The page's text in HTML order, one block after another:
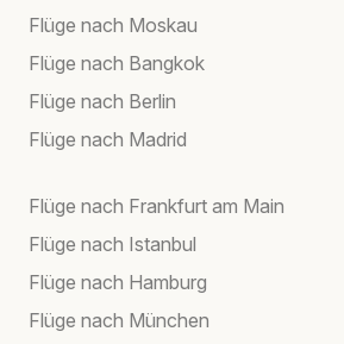
Flüge nach Moskau
Flüge nach Bangkok
Flüge nach Berlin
Flüge nach Madrid
Flüge nach Frankfurt am Main
Flüge nach Istanbul
Flüge nach Hamburg
Flüge nach München